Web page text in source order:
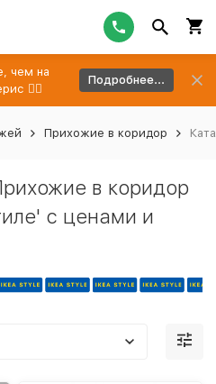
чем на
👉🏻
Подробнее...
Прихожие в коридор
в коридор
с ценами и